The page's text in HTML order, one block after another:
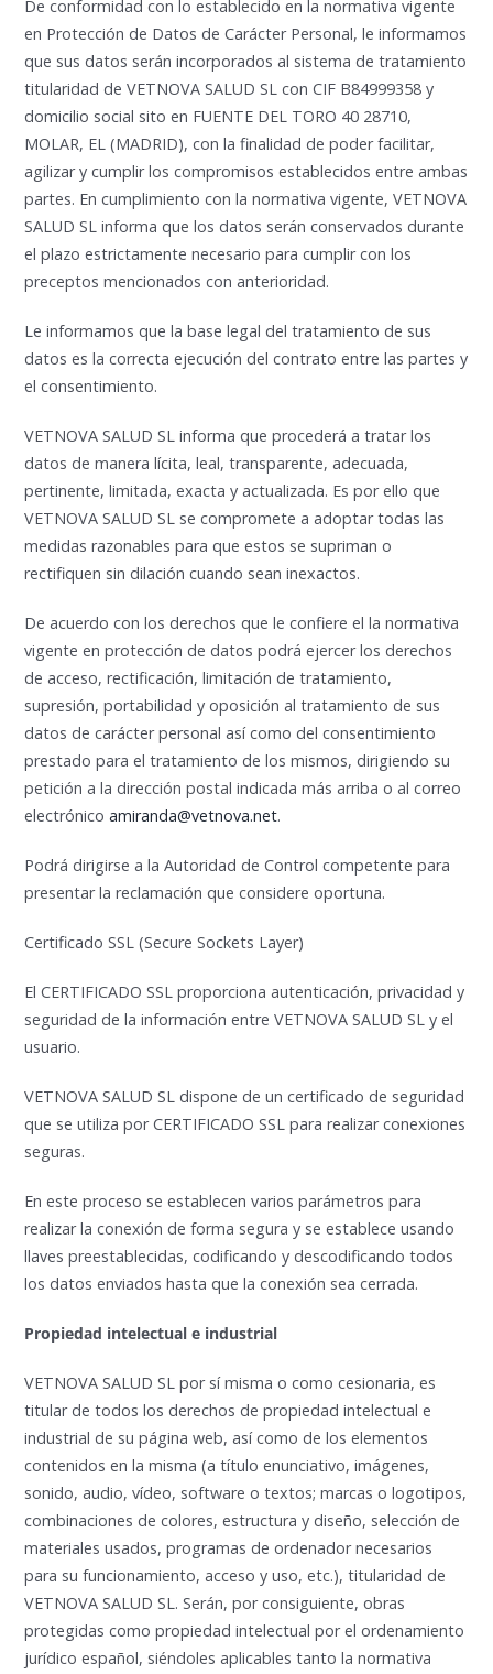
De conformidad con lo establecido en la normativa vigente
en Protección de Datos de Carácter Personal, le informamos
que sus datos serán incorporados al sistema de tratamiento
titularidad de VETNOVA SALUD SL con CIF B84999358 y
domicilio social sito en FUENTE DEL TORO 40 28710,
MOLAR, EL (MADRID), con la finalidad de poder facilitar,
agilizar y cumplir los compromisos establecidos entre ambas
partes. En cumplimiento con la normativa vigente, VETNOVA
SALUD SL informa que los datos serán conservados durante
el plazo estrictamente necesario para cumplir con los
preceptos mencionados con anterioridad.
Le informamos que la base legal del tratamiento de sus
datos es la correcta ejecución del contrato entre las partes y
el consentimiento.
VETNOVA SALUD SL informa que procederá a tratar los
datos de manera lícita, leal, transparente, adecuada,
pertinente, limitada, exacta y actualizada. Es por ello que
VETNOVA SALUD SL se compromete a adoptar todas las
medidas razonables para que estos se supriman o
rectifiquen sin dilación cuando sean inexactos.
De acuerdo con los derechos que le confiere el la normativa
vigente en protección de datos podrá ejercer los derechos
de acceso, rectificación, limitación de tratamiento,
supresión, portabilidad y oposición al tratamiento de sus
datos de carácter personal así como del consentimiento
prestado para el tratamiento de los mismos, dirigiendo su
petición a la dirección postal indicada más arriba o al correo
electrónicoamiranda@vetnova.net.
Podrá dirigirse a la Autoridad de Control competente para
presentar la reclamación que considere oportuna.
Certificado SSL (Secure Sockets Layer)
El CERTIFICADO SSL proporciona autenticación, privacidad y
seguridad de la información entre VETNOVA SALUD SL y el
usuario.
VETNOVA SALUD SL dispone de un certificado de seguridad
que se utiliza por CERTIFICADO SSL para realizar conexiones
seguras.
En este proceso se establecen varios parámetros para
realizar la conexión de forma segura y se establece usando
llaves preestablecidas, codificando y descodificando todos
los datos enviados hasta que la conexión sea cerrada.
Propiedad intelectual e industrial
VETNOVA SALUD SL por sí misma o como cesionaria, es
titular de todos los derechos de propiedad intelectual e
industrial de su página web, así como de los elementos
contenidos en la misma (a título enunciativo, imágenes,
sonido, audio, vídeo, software o textos; marcas o logotipos,
combinaciones de colores, estructura y diseño, selección de
materiales usados, programas de ordenador necesarios
para su funcionamiento, acceso y uso, etc.), titularidad de
VETNOVA SALUD SL. Serán, por consiguiente, obras
protegidas como propiedad intelectual por el ordenamiento
jurídico español, siéndoles aplicables tanto la normativa